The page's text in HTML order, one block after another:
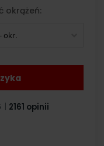
okrążeń:
okr.
koszyka
2161 opinii